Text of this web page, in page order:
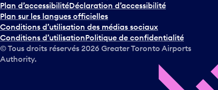
Plan d’accessibilitéDéclaration d’accessibilité
Plan sur les langues officielles
Conditions d’utilisation des médias sociaux
Conditions d’utilisationPolitique de confidentialité
© Tous droits réservés 2026 Greater Toronto Airports
Authority.